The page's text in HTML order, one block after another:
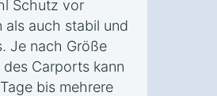
Schutz vor
als auch stabil und
Je nach Größe
Carports kann
bis mehrere